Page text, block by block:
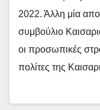
2022. Άλλη μία
συμβούλιο
οι προσωπικές
πολίτες της